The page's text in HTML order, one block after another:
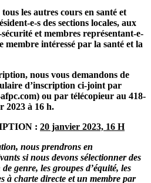
les autres cours en santé et
e-s des sections locales, aux
et membres représentant-e-
membre intéressé par la santé et la
nous vous demandons de
d’inscription ci-joint par
ou par télécopieur au 418-
2023 à 16 h.
: 20 janvier 2023, 16 H
nous prendrons en
si nous devons sélectionner des
genre, les groupes d’équité, les
à charte directe et un membre par